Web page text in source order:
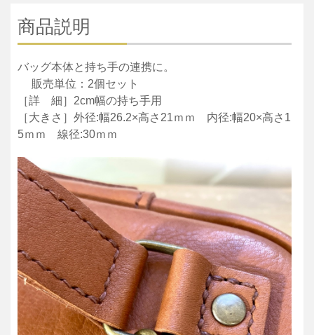
商品説明
バッグ本体と持ち手の連携に。
販売単位：2個セット
［詳 細］2cm幅の持ち手用
［大きさ］外径:幅26.2×高さ21ｍｍ 内径:幅20×高さ1
5ｍｍ 線径:30ｍｍ